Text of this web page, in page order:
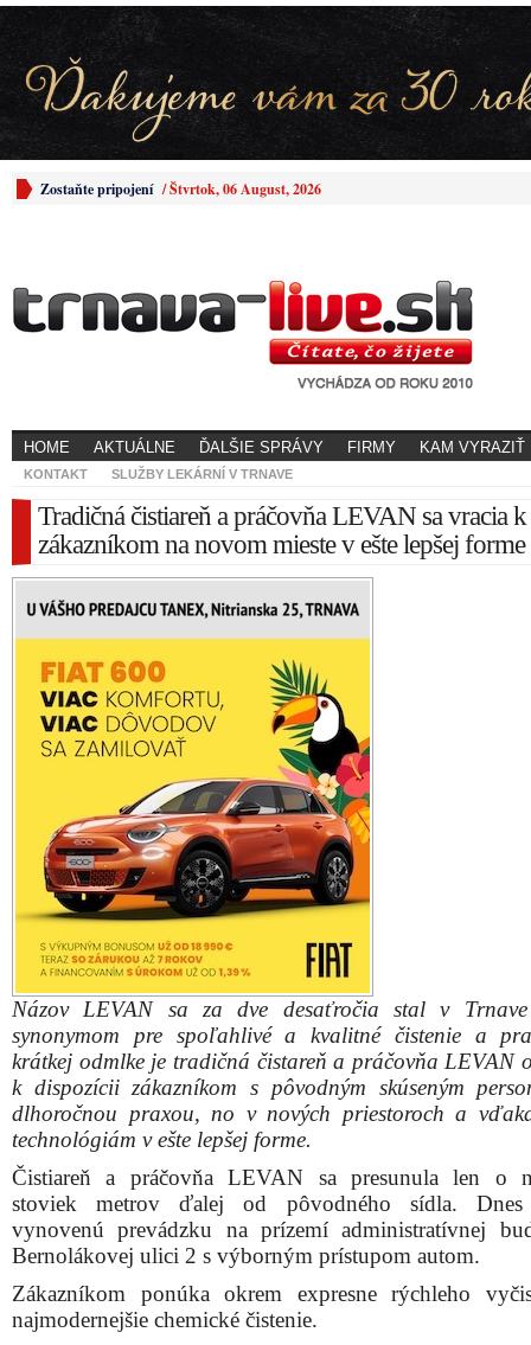
Zostaňte pripojení /Štvrtok, 06 August, 2026
HOME AKTUÁLNE ĎALŠIE SPRÁVY FIRMY KAM VYRAZIŤ
KONTAKT SLUŽBY LEKÁRNÍ V TRNAVE
Tradičná čistiareň a práčovňa LEVAN sa vracia k
zákazníkom na novom mieste v ešte lepšej forme
Názov LEVAN sa za dve desaťročia stal v Trnave
synonymom pre spoľahlivé a kvalitné čistenie a
krátkej odmlke je tradičná čistareň a práčovňa LEVAN
k dispozícii zákazníkom s pôvodným skúseným
dlhoročnou praxou, no v nových priestoroch a
technológiám v ešte lepšej forme.
Čistiareň a práčovňa LEVAN sa presunula len o
stoviek metrov ďalej od pôvodného sídla. Dnes
vynovenú prevádzku na prízemí administratívnej
Bernolákovej ulici 2 s výborným prístupom autom.
Zákazníkom ponúka okrem expresne rýchleho
najmodernejšie chemické čistenie.